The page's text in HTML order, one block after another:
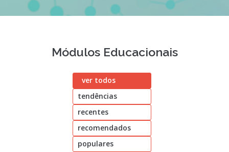
Parceiros
Transparência
Ajuda
Entrar
Cadastrar
Módulos Educacionais
ver todos
tendências
recentes
recomendados
populares